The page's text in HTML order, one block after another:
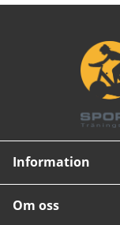
Information
Om oss